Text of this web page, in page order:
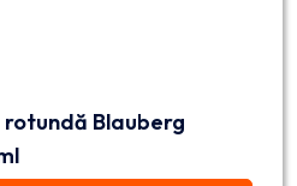
Blauberg